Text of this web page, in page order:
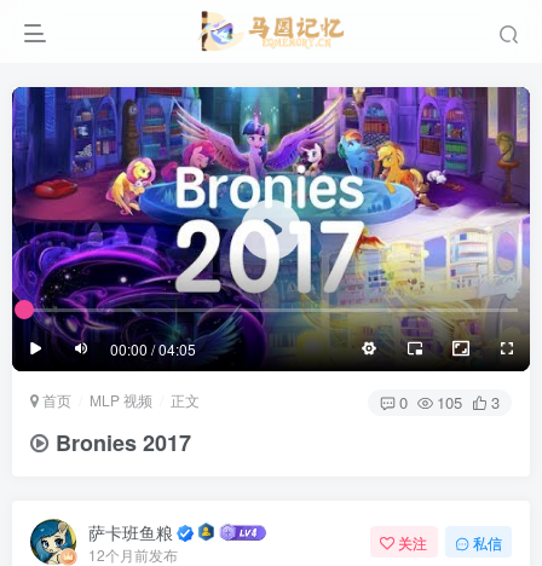
00:00 / 04:05
滚动 顶部底部
防止弹幕重叠
同步视频速度
100%
1/4 半屏 3/4 满屏
3/4
25px
极慢 适中 极快
适中
滚动顶部底部
发送
首页 MLP 视频 正文 0 105 3
Bronies 2017
萨卡班鱼粮
12个月前发布
关注 私信